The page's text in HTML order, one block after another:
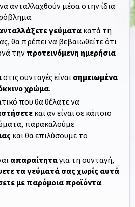
ανταλλαχθούν μέσα στην ίδια
γεύματα κατά τη
θα πρέπει να βεβαιωθείτε ότι
την προτεινόμενη ημερήσια
στις συνταγές είναι σημειωμένα
χρώμα.
που θα θέλατε να
και αν είναι σε κάποιο
παρακαλούμε
και θα επιλύσουμε το
απαραίτηταγια τη συνταγή,
τα γεύματά σας χωρίς αυτά
με παρόμοια προϊόντα.